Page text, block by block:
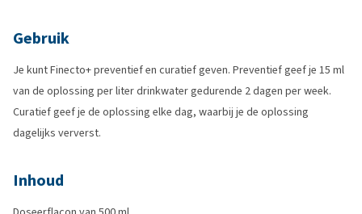
Gebruik
Je kunt Finecto+ preventief en curatief geven. Preventief geef je 15 ml
van de oplossing per liter drinkwater gedurende 2 dagen per week.
Curatief geef je de oplossing elke dag, waarbij je de oplossing
dagelijks ververst.
Inhoud